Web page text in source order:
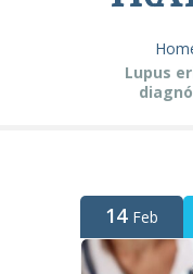
Lupus
14 Feb